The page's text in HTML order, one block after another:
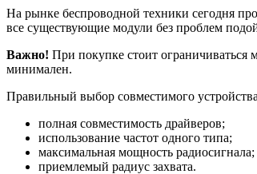
На рынке беспроводной техники сегодня
все существующие модули без проблем
Важно! При покупке стоит ограничиваться
минимален.
Правильный выбор совместимого
полная совместимость драйверов;
использование частот одного типа;
максимальная мощность радиосигнала;
приемлемый радиус захвата.